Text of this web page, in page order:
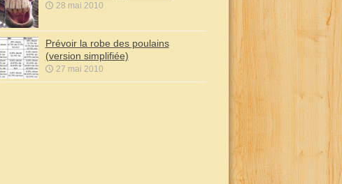
28 mai 2010
Prévoir la robe des poulains
(version simplifiée)
27 mai 2010